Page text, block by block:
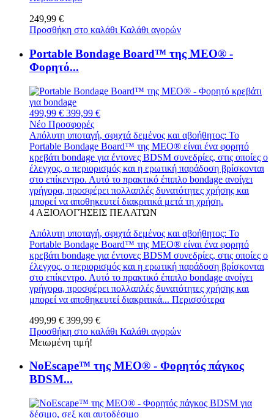
249,99 €
Προσθήκη στο καλάθι Καλάθι αγορών
Portable Bondage Board™ της MEO® -
Φορητό...
499,99 € 399,99 €
Νέο Προσφορές
Απόλυτη υποταγή, σφιχτά δεμένος και αβοήθητος: Το
Portable Bondage Board™ της MEO® είναι ένα φορητό
κρεβάτι bondage για έντονες BDSM συνεδρίες, στις οποίες ο
έλεγχος, ο περιορισμός και η ερωτική παράδοση βρίσκονται
στο επίκεντρο. Αυτό το πρακτικό έπιπλο bondage ανοίγει
γρήγορα, προσφέρει πολλαπλές δυνατότητες χρήσης και
μπορεί να αποθηκευτεί διακριτικά μετά τη χρήση.
4 ΑΞΙΟΛΟΓΉΣΕΙΣ ΠΕΛΑΤΏΝ
Απόλυτη υποταγή, σφιχτά δεμένος και αβοήθητος: Το
Portable Bondage Board™ της MEO® είναι ένα φορητό
κρεβάτι bondage για έντονες BDSM συνεδρίες, στις οποίες ο
έλεγχος, ο περιορισμός και η ερωτική παράδοση βρίσκονται
στο επίκεντρο. Αυτό το πρακτικό έπιπλο bondage ανοίγει
γρήγορα, προσφέρει πολλαπλές δυνατότητες χρήσης και
μπορεί να αποθηκευτεί διακριτικά... Περισσότερα
499,99 € 399,99 €
Προσθήκη στο καλάθι Καλάθι αγορών
Μειωμένη τιμή!
NoEscape™ της MEO® - Φορητός πάγκος
BDSM...